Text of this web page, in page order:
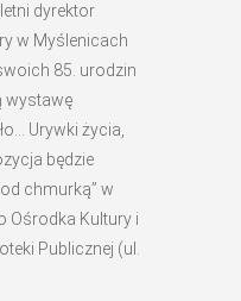
dyrektor
w Myślenicach
85. urodzin
wystawę
Urywki życia,
będzie
chmurką” w
Ośrodka Kultury i
Publicznej (ul.